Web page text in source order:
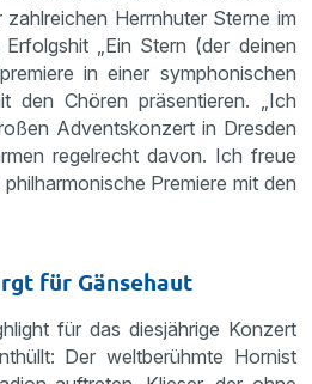
Herrnhuter Sterne im
„Ein Stern (der deinen
in einer symphonischen
den Chören präsentieren. „Ich
Adventskonzert in Dresden
regelrecht davon. Ich freue
Premiere mit den
für Gänsehaut
für das diesjährige Konzert
Der weltberühmte Hornist